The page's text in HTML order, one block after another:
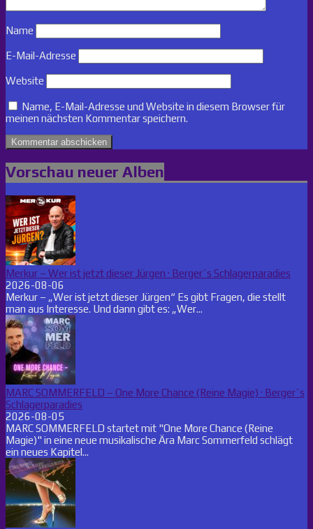
Name
E-Mail-Adresse
Website
Name, E-Mail-Adresse und Website in diesem Browser für
meinen nächsten Kommentar speichern.
Vorschau neuer Alben
Merkur – Wer ist jetzt dieser Jürgen · Berger´s Schlagerparadies
2026-08-06
Merkur – „Wer ist jetzt dieser Jürgen“ Es gibt Fragen, die stellt
man aus Interesse. Und dann gibt es: „Wer...
MARC SOMMERFELD – One More Chance (Reine Magie) · Berger´s
Schlagerparadies
2026-08-05
MARC SOMMERFELD startet mit "One More Chance (Reine
Magie)" in eine neue musikalische Ära Marc Sommerfeld schlägt
ein neues Kapitel...